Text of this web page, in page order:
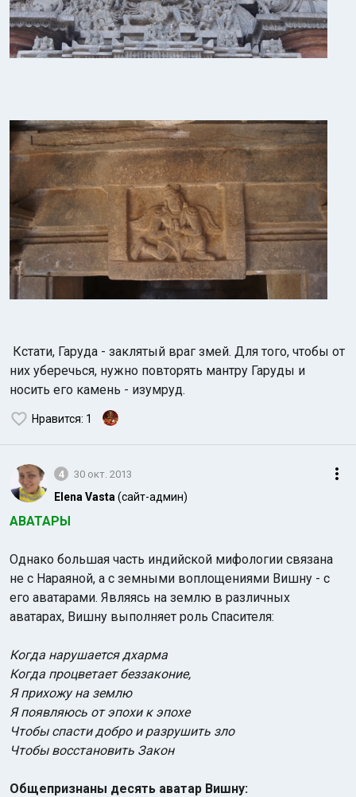
Кстати, Гаруда - заклятый враг змей. Для того, чтобы от
них уберечься, нужно повторять мантру Гаруды и
носить его камень - изумруд.
Нравится: 1
4 30 окт. 2013
Elena Vasta (сайт-админ)
АВАТАРЫ
Однако большая часть индийской мифологии связана
не с Нараяной, а с земными воплощениями Вишну - с
его аватарами. Являясь на землю в различных
аватарах, Вишну выполняет роль Спасителя:
Когда нарушается дхарма
Когда процветает беззаконие,
Я прихожу на землю
Я появляюсь от эпохи к эпохе
Чтобы спасти добро и разрушить зло
Чтобы восстановить Закон
Общепризнаны десять аватар Вишну: